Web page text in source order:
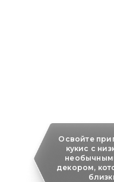
Освойте
кукис с
декором,